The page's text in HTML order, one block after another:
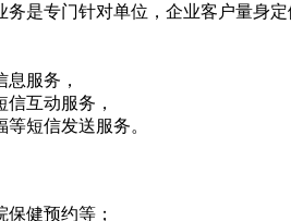
是专门针对单位，企业客户量身
服务，
互动服务，
短信发送服务。
健预约等；